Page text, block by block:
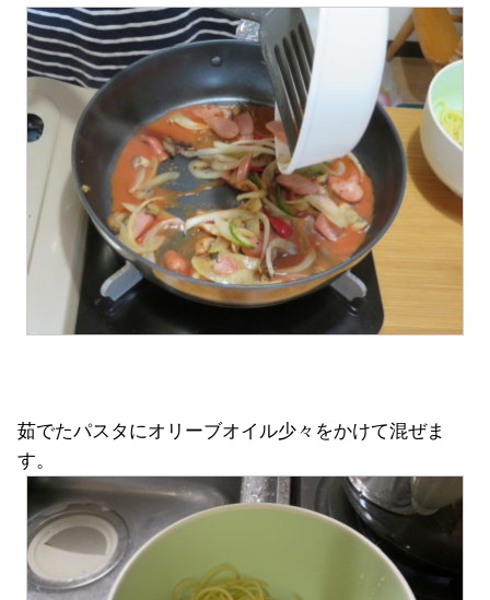
茹でたパスタにオリーブオイル少々をかけて混ぜま
す。